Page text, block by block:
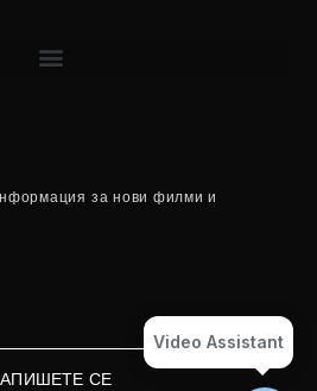
за нови филми и
СЕ
Video Assistant